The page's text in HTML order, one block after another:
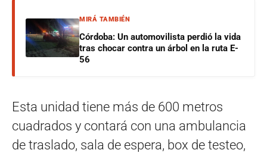
MIRÁ TAMBIÉN
Córdoba: Un automovilista perdió la vida
tras chocar contra un árbol en la ruta E-
56
Esta unidad tiene más de 600 metros
cuadrados y contará con una ambulancia
de traslado, sala de espera, box de testeo,